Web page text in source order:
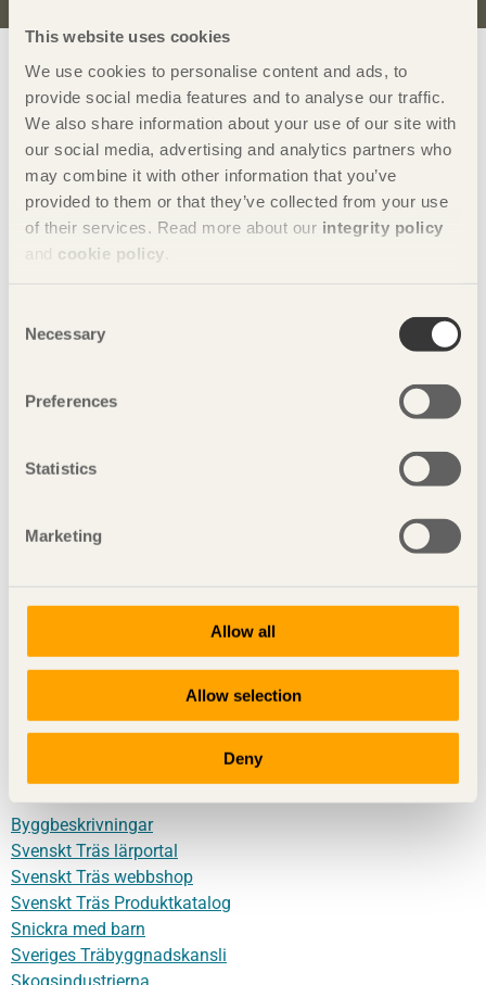
This website uses cookies
We use cookies to personalise content and ads, to
provide social media features and to analyse our traffic.
We also share information about your use of our site with
our social media, advertising and analytics partners who
may combine it with other information that you’ve
provided to them or that they’ve collected from your use
of their services. Read more about our integrity policy
and cookie policy
Selection
Necessary
Preferences
Statistics
Marketing
Allow all
Allow selection
Deny
Svenskt Trä sprider kunskap om trä, träprodukter och
träbyggande för att främja ett hållbart samhälle och en
livskraftig sågverksnäring. Det gör vi genom att inspirera,
utbilda och driva teknisk utveckling.
Svenskt Trä representerar svensk sågverksindustri och är en
Trä företräder också svensk limträ-, KL-trä- och
förpackningsindustri samt har ett nära samarbete med
Tillgänglighetsredogörelse
Postadress:
Ansvarig utgivare:Lisa Alexandersson
Fler siter från oss
Byggbeskrivningar
Svenskt Träs lärportal
Svenskt Träs webbshop
Svenskt Träs Produktkatalog
Snickra med barn
Sveriges Träbyggnadskansli
Skogsindustrierna